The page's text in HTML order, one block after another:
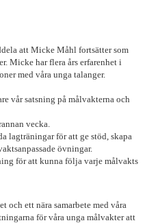
att Micke Måhl fortsätter som
Micke har flera års erfarenhet i
med våra unga talanger.
vår satsning på målvakterna och
vecka.
lagträningar för att ge stöd, skapa
övningar.
för att kunna följa varje målvakts
ett nära samarbete med våra
för våra unga målvakter att